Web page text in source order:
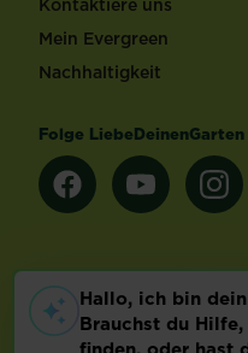
Mein Evergreen
Nachhaltigkeit
Folge LiebeDeinenGarten
Länderauswahl